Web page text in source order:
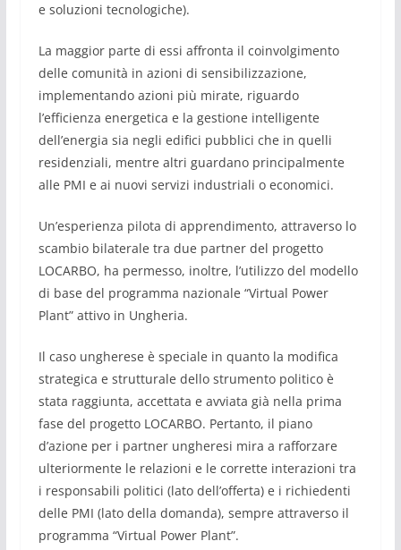
e soluzioni tecnologiche).
La maggior parte di essi affronta il coinvolgimento
delle comunità in azioni di sensibilizzazione,
implementando azioni più mirate, riguardo
l’efficienza energetica e la gestione intelligente
dell’energia sia negli edifici pubblici che in quelli
residenziali, mentre altri guardano principalmente
alle PMI e ai nuovi servizi industriali o economici.
Un’esperienza pilota di apprendimento, attraverso lo
scambio bilaterale tra due partner del progetto
LOCARBO, ha permesso, inoltre, l’utilizzo del modello
di base del programma nazionale “Virtual Power
Plant” attivo in Ungheria.
Il caso ungherese è speciale in quanto la modifica
strategica e strutturale dello strumento politico è
stata raggiunta, accettata e avviata già nella prima
fase del progetto LOCARBO. Pertanto, il piano
d’azione per i partner ungheresi mira a rafforzare
ulteriormente le relazioni e le corrette interazioni tra
i responsabili politici (lato dell’offerta) e i richiedenti
delle PMI (lato della domanda), sempre attraverso il
programma “Virtual Power Plant”.